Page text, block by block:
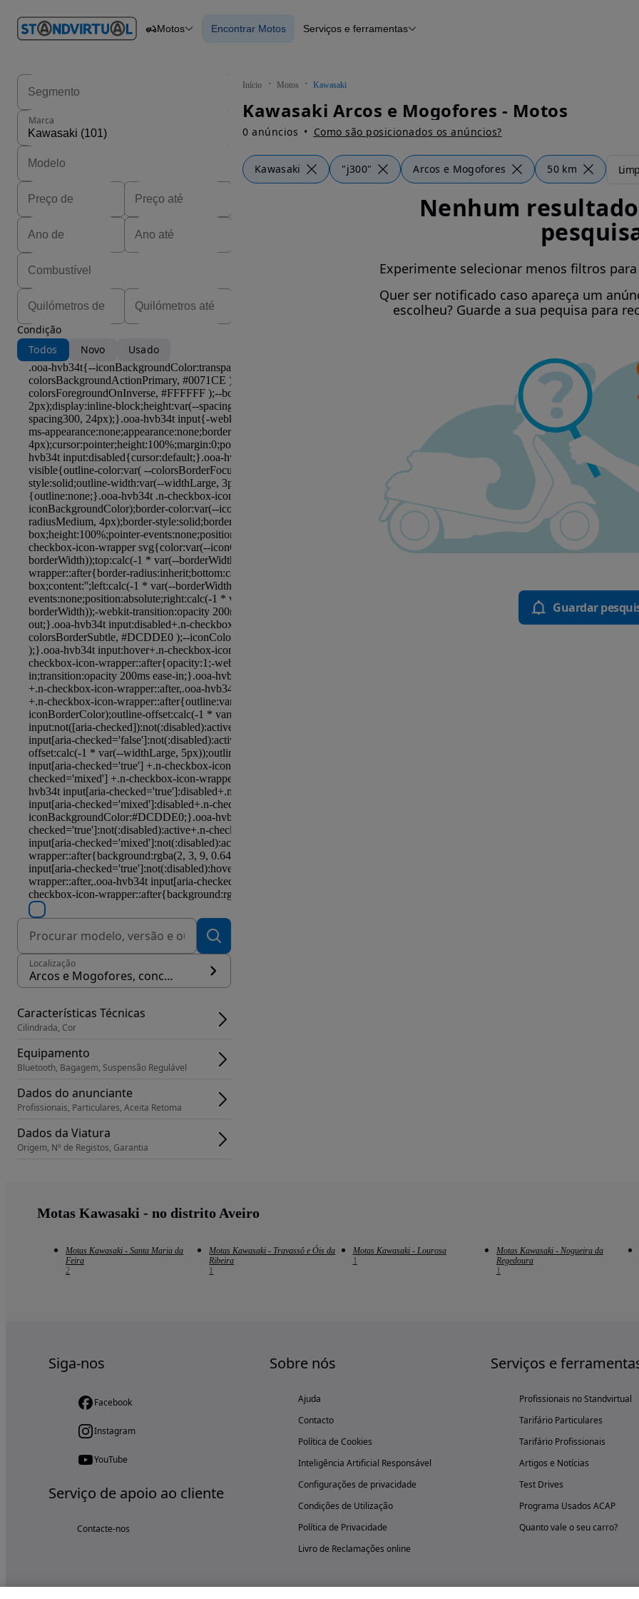
em
Carros Carros
Motos Encontrar Motos Serviços e ferramentas
Início Motos Kawasaki
Kawasaki Arcos e Mogofores - Motos
0 anúncios Como são posicionados os anúncios?
Kawasaki "j300" Arcos e Mogofores 50 km
Marca
Condição
Todos
Novo Usado
Localização
Arcos e Mogofores, concelho Anadia
Características Técnicas
Cilindrada, Cor
Equipamento
Bluetooth, Bagagem, Suspensão Regulável
Dados do anunciante
Profissionais, Particulares, Aceita Retoma
Dados da Viatura
Origem, Nº de Registos, Garantia
Nenhum
Experimente selecionar menos filtros
Quer ser notificado caso apareça um
escolheu? Guarde a sua pequisa para
Guardar
Motas Kawasaki - no distrito Aveiro
Motas Kawasaki - Santa Maria da
Feira
2
Motas Kawasaki - Travassô e Óis da
Ribeira
1
Motas Kawasaki - Lourosa
1
Motas Kawasaki - Nogueira da
Regedoura
1
Siga-nos
Facebook
Instagram
YouTube
Serviço de apoio ao cliente
Contacte-nos
Sobre nós
Ajuda
Contacto
Política de Cookies
Inteligência Artificial Responsável
Configurações de privacidade
Condições de Utilização
Política de Privacidade
Livro de Reclamações online
Serviços e
Profissionais no Standvirtual
Tarifário Particulares
Tarifário Profissionais
Artigos e Notícias
Test Drives
Programa Usados ACAP
Quanto vale o seu carro?